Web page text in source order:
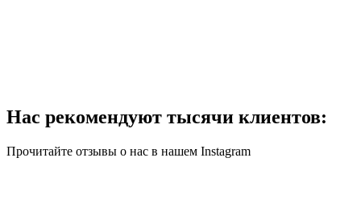
Нас рекомендуют тысячи клиентов:
Прочитайте отзывы о нас в нашем Instagram